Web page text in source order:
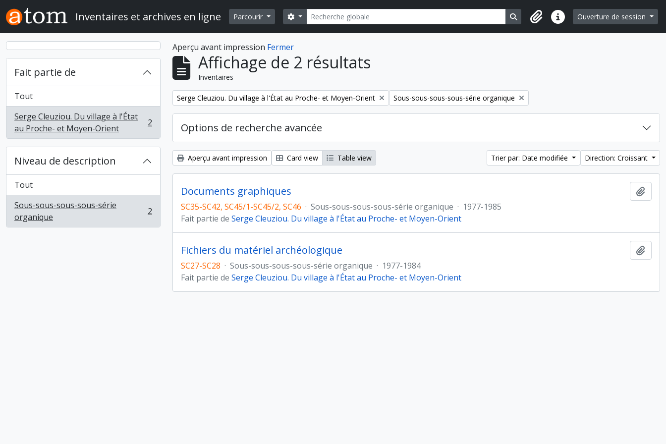
Skip to main content
Inventaires et archives en ligne Parcourir Rechercher
Search options Search in browse page
Liens rapidesOuverture de session
Fait partie de
Tout
Serge Cleuziou. Du village à l'État
au Proche- et Moyen-Orient
, 2 résultats 2
Niveau de description
Tout
Sous-sous-sous-sous-série
organique
, 2 résultats 2
Aperçu avant impression Fermer
Affichage de 2 résultats
Inventaires
Remove filter:
Serge Cleuziou. Du village à l'État au Proche- et Moyen-Orient Remove filter:
Sous-sous-sous-sous-série organique
Options de recherche avancée
Aperçu avant impression Card view Table view Trier par: Date modifiée Direction: Croissant
Documents graphiques
SC35-SC42, SC45/1-SC45/2, SC46 · Sous-sous-sous-sous-série organique · 1977-1985
Fait partie de Serge Cleuziou. Du village à l'État au Proche- et Moyen-Orient
Fichiers du matériel archéologique
SC27-SC28 · Sous-sous-sous-sous-série organique · 1977-1984
Fait partie de Serge Cleuziou. Du village à l'État au Proche- et Moyen-Orient